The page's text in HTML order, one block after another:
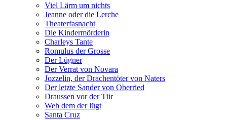
Viel Lärm um nichts
Jeanne oder die Lerche
Theaterfasnacht
Die Kindermörderin
Charleys Tante
Romulus der Grosse
Der Lügner
Der Verrat von Novara
Jozzelin, der Drachentöter von Naters
Der letzte Sander von Oberried
Draussen vor der Tür
Weh dem der lügt
Santa Cruz